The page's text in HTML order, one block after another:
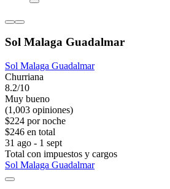
Sol Malaga Guadalmar
Sol Malaga Guadalmar
Churriana
8.2/10
Muy bueno
(1,003 opiniones)
$224 por noche
$246 en total
31 ago - 1 sept
Total con impuestos y cargos
Sol Malaga Guadalmar